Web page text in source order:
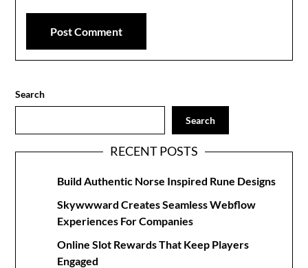
Search
Search
RECENT POSTS
Build Authentic Norse Inspired Rune Designs
Skywwward Creates Seamless Webflow
Experiences For Companies
Online Slot Rewards That Keep Players
Engaged